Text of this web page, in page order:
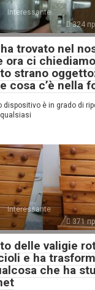
Interessante
324
trovato nel
ora ci
strano
cosa c’è nella
dispositivo è in grado di
Interessante
371
delle valigie
e ha
che ha